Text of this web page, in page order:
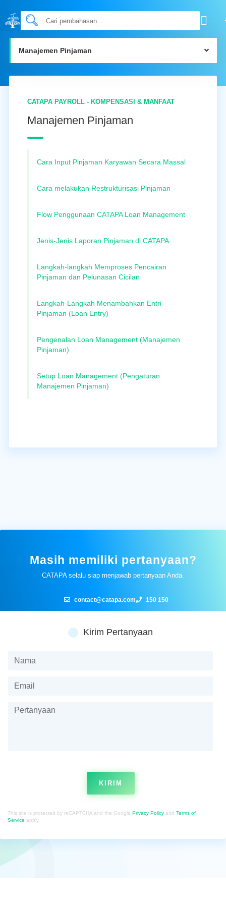
Manajemen Pinjaman
CATAPA PAYROLL - KOMPENSASI & MANFAAT
Manajemen Pinjaman
Cara Input Pinjaman Karyawan Secara Massal
Cara melakukan Restrukturisasi Pinjaman
Flow Penggunaan CATAPA Loan Management
Jenis-Jenis Laporan Pinjaman di CATAPA
Langkah-langkah Memproses Pencairan
Pinjaman dan Pelunasan Cicilan
Langkah-Langkah Menambahkan Entri
Pinjaman (Loan Entry)
Pengenalan Loan Management (Manajemen
Pinjaman)
Setup Loan Management (Pengaturan
Manajemen Pinjaman)
Masih memiliki pertanyaan?
CATAPA selalu siap menjawab pertanyaan Anda.
contact@catapa.com 150 150
Kirim Pertanyaan
KIRIM
This site is protected by reCAPTCHA and the Google Privacy Policy and Terms of
Service apply.